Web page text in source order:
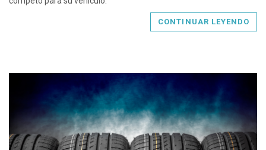
CONTINUAR LEYENDO